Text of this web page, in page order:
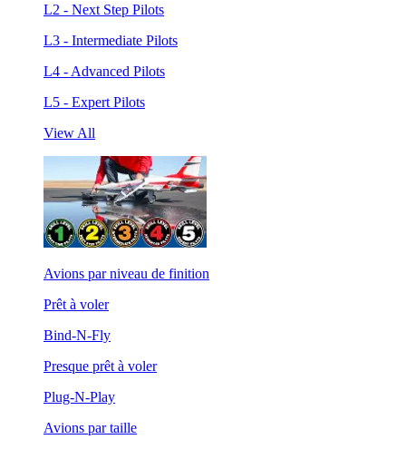
L2 - Next Step Pilots
L3 - Intermediate Pilots
L4 - Advanced Pilots
L5 - Expert Pilots
View All
Avions par niveau de finition
Prêt à voler
Bind-N-Fly
Presque prêt à voler
Plug-N-Play
Avions par taille